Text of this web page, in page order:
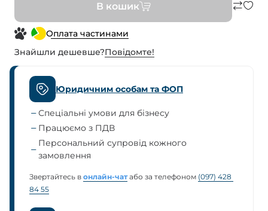
В кошик
Оплата частинами
Знайшли дешевше?Повiдомте!
Юридичним особам та ФОП
Спеціальні умови для бізнесу
Працюємо з ПДВ
Персональний супровід кожного
замовлення
Звертайтесь в онлайн-чат або за телефоном (097) 428
84 55